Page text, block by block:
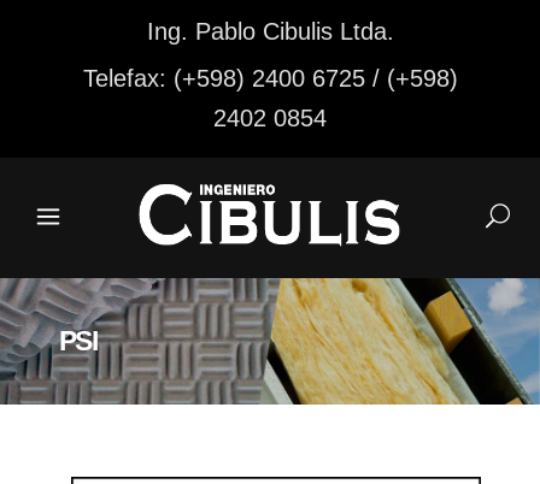
Ing. Pablo Cibulis Ltda.
Telefax: (+598) 2400 6725 / (+598)
2402 0854
PSI